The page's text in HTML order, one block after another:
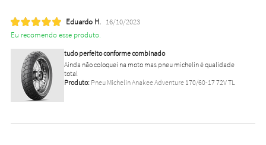
Eduardo H. 16/10/2023
Eu recomendo esse produto.
tudo perfeito conforme combinado
Ainda não coloquei na moto mas pneu michelin é qualidade
total
Produto:Pneu Michelin Anakee Adventure 170/60-17 72V TL